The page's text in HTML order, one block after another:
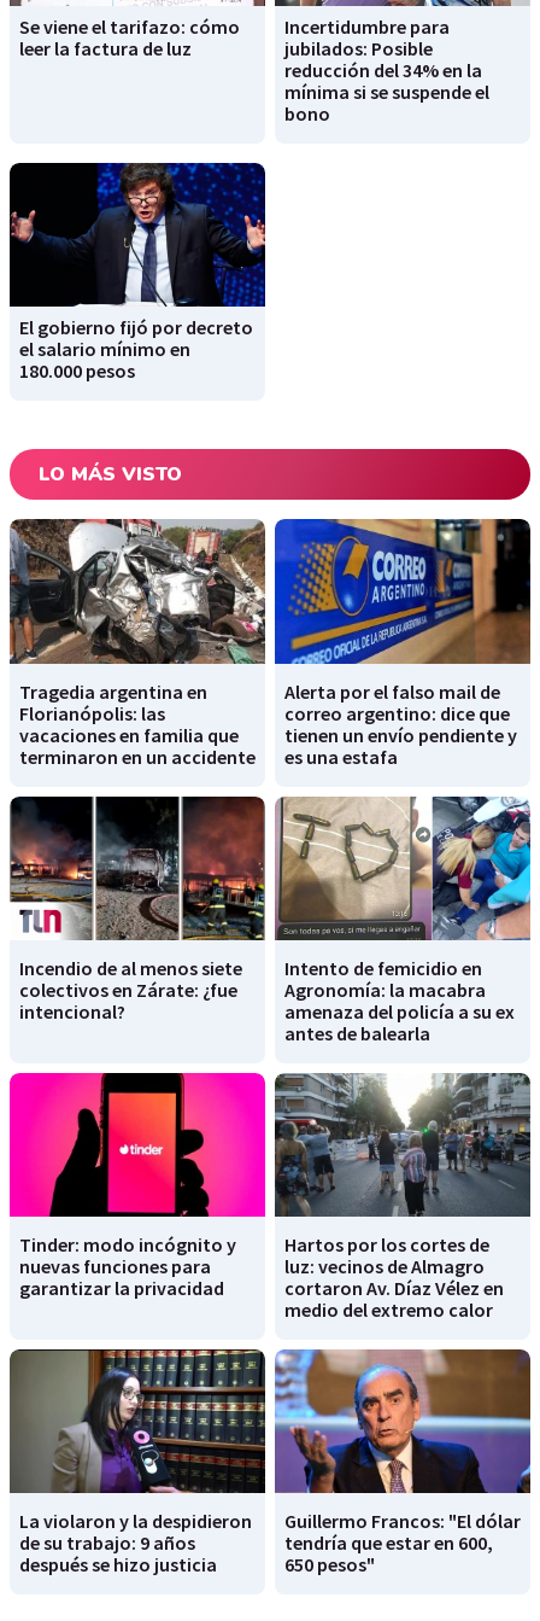
Se viene el tarifazo: cómo
leer la factura de luz
Incertidumbre para
jubilados: Posible
reducción del 34% en la
mínima si se suspende el
bono
El gobierno fijó por decreto
el salario mínimo en
180.000 pesos
LO MÁS VISTO
Tragedia argentina en
Florianópolis: las
vacaciones en familia que
terminaron en un accidente
Alerta por el falso mail de
correo argentino: dice que
tienen un envío pendiente y
es una estafa
Incendio de al menos siete
colectivos en Zárate: ¿fue
intencional?
Intento de femicidio en
Agronomía: la macabra
amenaza del policía a su ex
antes de balearla
Tinder: modo incógnito y
nuevas funciones para
garantizar la privacidad
Hartos por los cortes de
luz: vecinos de Almagro
cortaron Av. Díaz Vélez en
medio del extremo calor
La violaron y la despidieron
de su trabajo: 9 años
después se hizo justicia
Guillermo Francos: "El dólar
tendría que estar en 600,
650 pesos"